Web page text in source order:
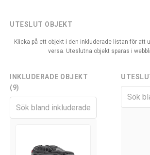
UTESLUT OBJEKT
Klicka på ett objekt i den inkluderade listan för att
versa. Uteslutna objekt sparas i
INKLUDERADE OBJEKT
(9)